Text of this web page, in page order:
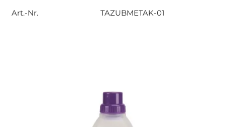
Art.-Nr. TAZUBMETAK-01